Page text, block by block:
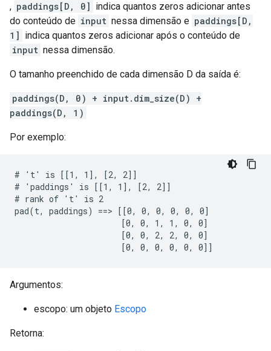
, paddings[D, 0] indica quantos zeros adicionar antes
do conteúdo de input nessa dimensão e paddings[D,
1] indica quantos zeros adicionar após o conteúdo de
input nessa dimensão.
O tamanho preenchido de cada dimensão D da saída é:
paddings(D, 0) + input.dim_size(D) +
paddings(D, 1)
Por exemplo:
# 't' is [[1, 1], [2, 2]]
# 'paddings' is [[1, 1], [2, 2]]
# rank of 't' is 2
pad(t, paddings) ==> [[0, 0, 0, 0, 0, 0]
                      [0, 0, 1, 1, 0, 0]
                      [0, 0, 2, 2, 0, 0]
                      [0, 0, 0, 0, 0, 0]]
Argumentos:
escopo: um objeto Escopo
Retorna: